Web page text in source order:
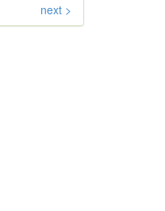
next >